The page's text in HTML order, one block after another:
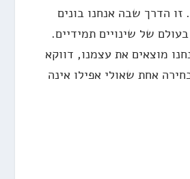
זו הדרך שבה אנחנו בונים
של שינויים תמידיים.
מוצאים את עצמנו, דווקא
אחת שאולי אפילו אינה